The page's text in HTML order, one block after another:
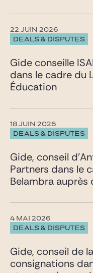
DEALS & DISPUTES
22 JUIN 2026
Gide conseille
dans le cadre du
Éducation
DEALS & DISPUTES
18 JUIN 2026
Gide, conseil
Partners dans le
Belambra auprès
DEALS & DISPUTES
4 MAI 2026
Gide, conseil de
consignations